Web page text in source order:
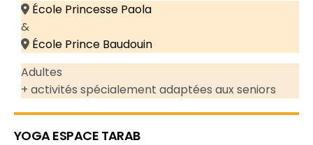
École Princesse Paola
&
École Prince Baudouin
Adultes
+ activités spécialement adaptées aux seniors
YOGA ESPACE TARAB